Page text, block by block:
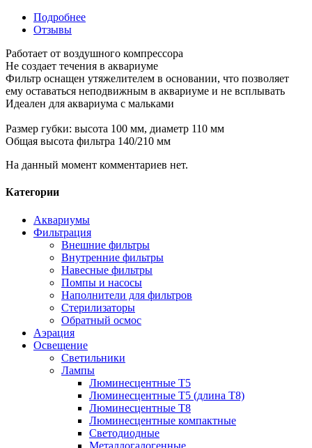
Подробнее
Отзывы
Работает от воздушного компрессора
Не создает течения в аквариуме
Фильтр оснащен утяжелителем в основании, что позволяет
ему оставаться неподвижным в аквариуме и не всплывать
Идеален для аквариума с мальками
Размер губки: высота 100 мм, диаметр 110 мм
Общая высота фильтра 140/210 мм
На данный момент комментариев нет.
Категории
Аквариумы
Фильтрация
Внешние фильтры
Внутренние фильтры
Навесные фильтры
Помпы и насосы
Наполнители для фильтров
Стерилизаторы
Обратный осмос
Аэрация
Освещение
Светильники
Лампы
Люминесцентные T5
Люминесцентные T5 (длина T8)
Люминесцентные T8
Люминесцентные компактные
Светодиодные
Металлогалогенные